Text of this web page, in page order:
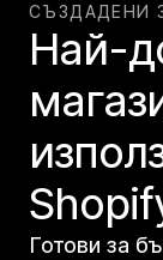
СЪЗДАДЕНИ
Най-
Готови за